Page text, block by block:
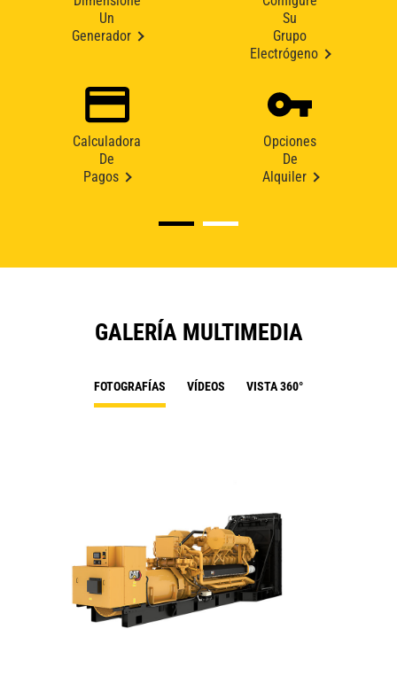
Un
Generador
Su
Grupo
Electrógeno
Calculadora
De
Pagos
Opciones
De
Alquiler
GALERÍA MULTIMEDIA
FOTOGRAFÍAS VÍDEOS VISTA 360°